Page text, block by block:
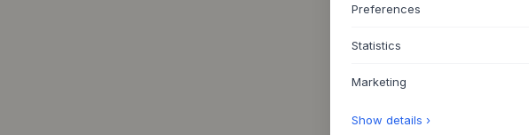
Preferences
Statistics
Marketing
Show details ›